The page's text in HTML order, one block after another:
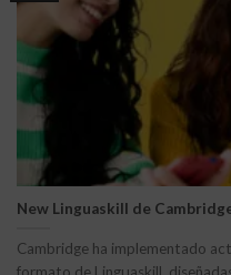
New Linguaskill de
Cambridge ha implementado